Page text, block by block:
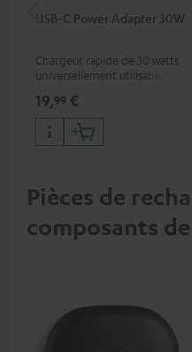
USB-C Power Adapter 30W
Chargeur rapide de 30 watts
universellement utilisable
portables, ainsi que pour
iPhones Apple, smartphones
Android, tablettes et
appareils avec port USB-C
19,99 €
Pièces de
composants